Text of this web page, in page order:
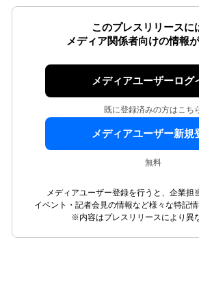
このプレスリリースに
メディア関係者向けの情報
メディアユーザーログ
既に登録済みの方はこち
メディアユーザー新規
無料
メディアユーザー登録を行うと、企業担
イベント・記者会見の情報など様々な特記情
※内容はプレスリリースにより異